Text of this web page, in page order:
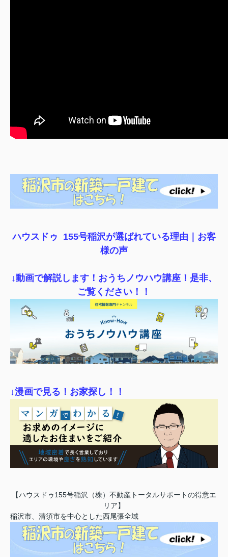
ハウスドゥ 155号稲沢が選ばれている理由｜ お客
様の声
↓動画で解説します！おうちノウハウ講座！是非、
ご覧ください！！
↓漫画で見る！お家探し！！
【ハウスドゥ155号稲沢（株）不動産トータルサポートの得意エ
リア】
稲沢市、清須市を中心とした西尾張全域